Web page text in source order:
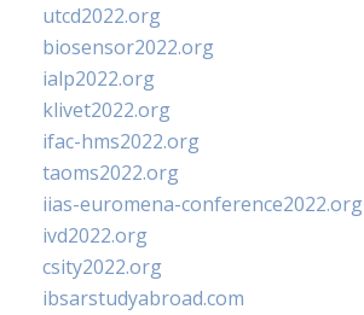
utcd2022.org
biosensor2022.org
ialp2022.org
klivet2022.org
ifac-hms2022.org
taoms2022.org
iias-euromena-conference2022.org
ivd2022.org
csity2022.org
ibsarstudyabroad.com